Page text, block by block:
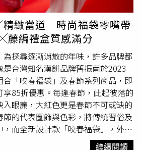
分享活動」請你喝下午茶：還沒有
，只要成為「韓國觀光公社台北支
期間每人每日都可公開分享活動至
將抽出300位粉絲朋友，獲得CITY
愈多次，中獎機率愈大。到韓國體
白雪紛飛的浪漫冬季，來韓國除了
釣、溫泉、熱騰騰的街邊小吃，甚
慶典。此外，韓國觀光公社也透過各
後最適合遊客前往的「安心旅遊
更多值得探訪的韓國景點，詳情可
動網站
）。也提醒大家，目前訪韓需事
精緻當道 時尚福袋零嘴帶
編禮盒質感滿分
探尋逐漸消散的年味，許多品牌都
台灣知名漢餅品牌舊振南於2023
「咬春福袋」及春節系列商品，即
享85折優惠。每逢春節，此起彼落的
眼簾，大紅色更是春節不可或缺的
的代表圖飾與色彩，將傳統習俗及
而全新設計款「咬春福袋」，外觀
悅、信任」的精神，方便攜帶的提袋
繼續閱讀